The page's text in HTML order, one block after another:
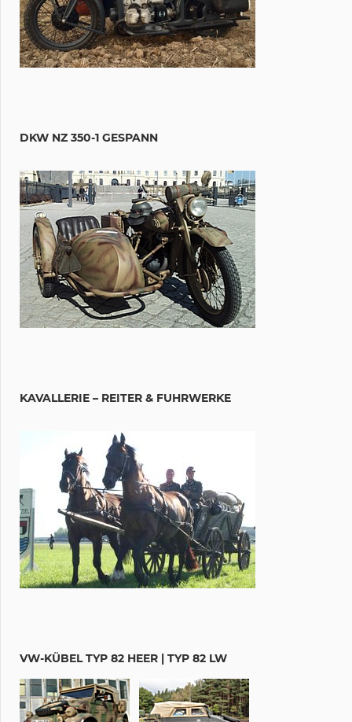
DKW NZ 350-1 GESPANN
KAVALLERIE – REITER & FUHRWERKE
VW-KÜBEL TYP 82 HEER | TYP 82 LW